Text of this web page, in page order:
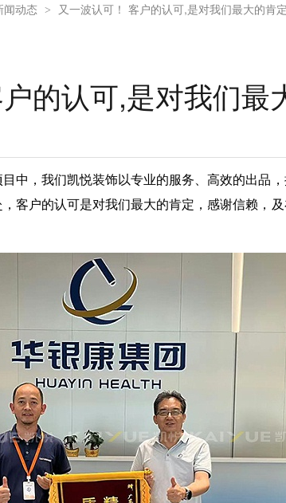
闻动态 > 又一波认可！ 客户的认可,是对我们最大的肯定
的认可,是对我们最
中，我们凯悦装饰以专业的服务、高效的出品
客户的认可是对我们最大的肯定，感谢信赖，